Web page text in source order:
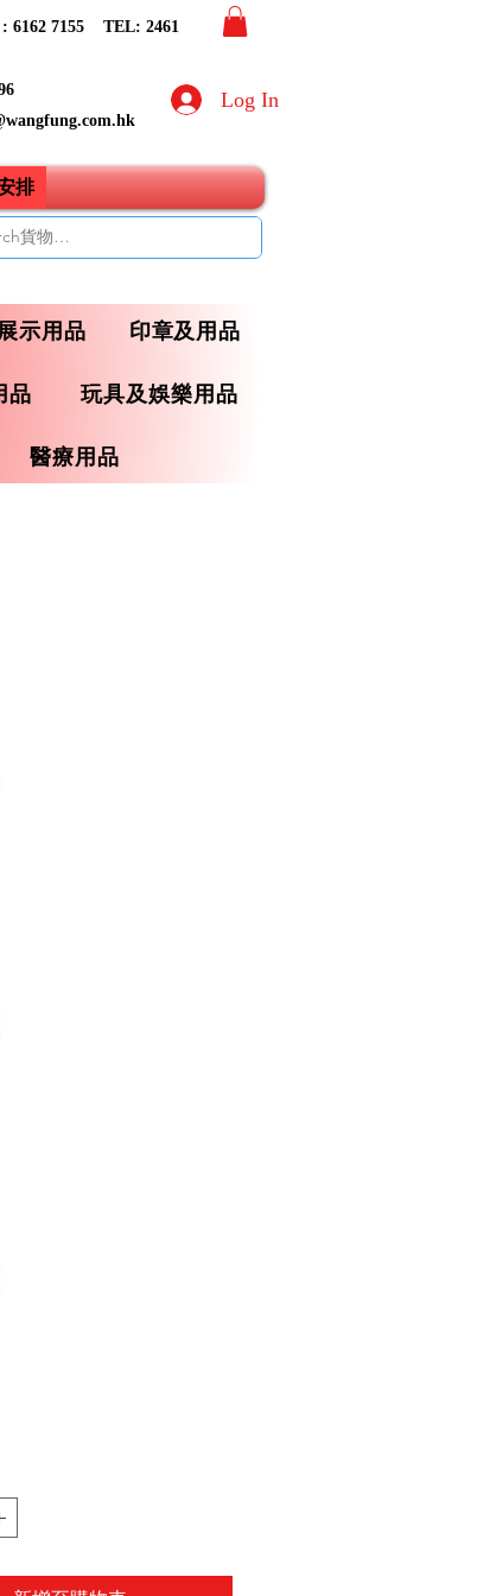
: 6162 7155​ TEL: 2461
Log In
排
示用品 印章及用品
品 玩具及娛樂用品
醫療用品